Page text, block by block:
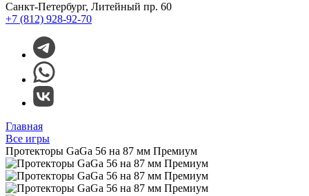
Санкт-Петербург, Литейный пр. 60
+7 (812) 928-92-70
Главная
Все игры
Протекторы GaGa 56 на 87 мм Премиум